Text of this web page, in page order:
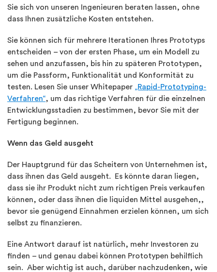
Sie sich von unseren Ingenieuren beraten lassen, ohne
dass Ihnen zusätzliche Kosten entstehen.
Sie können sich für mehrere Iterationen Ihres Prototyps
entscheiden – von der ersten Phase, um ein Modell zu
sehen und anzufassen, bis hin zu späteren Prototypen,
um die Passform, Funktionalität und Konformität zu
testen. Lesen Sie unser Whitepaper „Rapid-Prototyping-
Verfahren“, um das richtige Verfahren für die einzelnen
Entwicklungsstadien zu bestimmen, bevor Sie mit der
Fertigung beginnen.
Wenn das Geld ausgeht
Der Hauptgrund für das Scheitern von Unternehmen ist,
dass ihnen das Geld ausgeht. Es könnte daran liegen,
dass sie ihr Produkt nicht zum richtigen Preis verkaufen
können, oder dass ihnen die liquiden Mittel ausgehen,,
bevor sie genügend Einnahmen erzielen können, um sich
selbst zu finanzieren.
Eine Antwort darauf ist natürlich, mehr Investoren zu
finden – und genau dabei können Prototypen behilflich
sein. Aber wichtig ist auch, darüber nachzudenken, wie